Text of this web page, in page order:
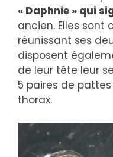
« Daphnie » qui
ancien. Elles
réunissant ses
disposent
de leur tête leur
5 paires de
thorax.